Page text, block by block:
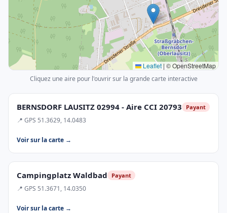
BERNSDORF LAUSITZ 02994 - Aire CCI 20793 Payant
📍 GPS 51.3629, 14.0483
Voir sur la carte →
Campingplatz Waldbad Payant
📍 GPS 51.3671, 14.0350
Voir sur la carte →
Leaflet | © OpenStreetMap
Cliquez une aire pour l'ouvrir sur la grande carte interactive